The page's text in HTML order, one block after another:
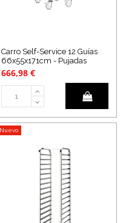
Carro Self-Service 12 Guías
66x55x171cm - Pujadas
666,98 €
Nuevo